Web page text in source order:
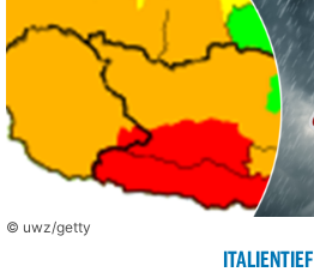
© uwz/getty
ITALIENTIEF